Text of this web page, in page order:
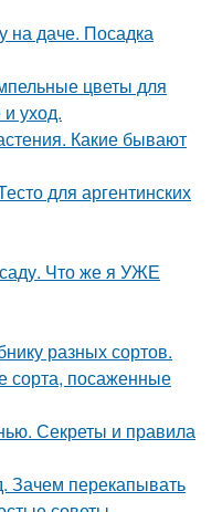
на даче. Посадка
цветы для
уход.
Какие бывают
для аргентинских
Что же я УЖЕ
разных сортов.
сорта, посаженные
Секреты и правила
Зачем перекапывать